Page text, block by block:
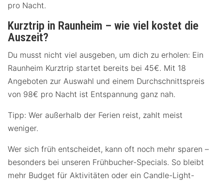
pro Nacht.
Kurztrip in Raunheim – wie viel kostet die
Auszeit?
Du musst nicht viel ausgeben, um dich zu erholen: Ein
Raunheim Kurztrip startet bereits bei 45€. Mit 18
Angeboten zur Auswahl und einem Durchschnittspreis
von 98€ pro Nacht ist Entspannung ganz nah.
Tipp: Wer außerhalb der Ferien reist, zahlt meist
weniger.
Wer sich früh entscheidet, kann oft noch mehr sparen –
besonders bei unseren Frühbucher-Specials. So bleibt
mehr Budget für Aktivitäten oder ein Candle-Light-